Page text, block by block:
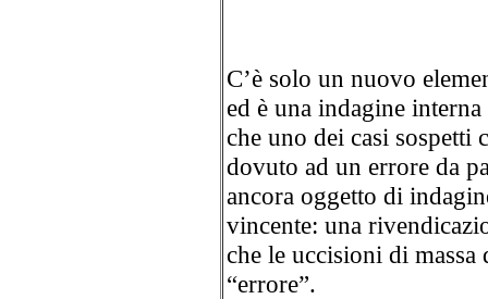
C’è solo un nuovo
ed è una indagine
che uno dei casi sospetti
dovuto ad un errore da
ancora oggetto di
vincente: una
che le uccisioni di massa
“errore”.